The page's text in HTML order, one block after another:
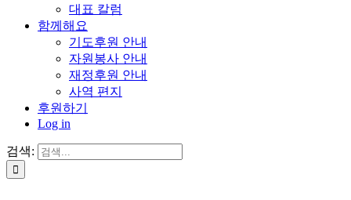
대표 칼럼
함께해요
기도후원 안내
자원봉사 안내
재정후원 안내
사역 편지
후원하기
Log in
검색: